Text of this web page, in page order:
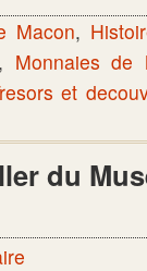
Macon,
, Monnaies de
et
du